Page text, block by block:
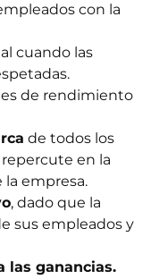
con la
cuando las
de rendimiento
de todos los
en la
empresa.
, dado que la
sus empleados y
las ganancias.